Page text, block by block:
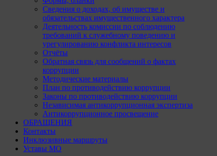
Сведения о доходах, об имуществе и
обязательствах имущественного характера
Деятельность комиссии по соблюдению
требований к служебному поведению и
урегулированию конфликта интересов
Отчёты
Обратная связь для сообщений о фактах
коррупции
Методические материалы
План по противодействию коррупции
Законы по противодействию коррупции
Независимая антикоррупционная экспертиза
Антикоррупционное просвещение
ОБРАЩЕНИЯ
Контакты
Инклюзивные маршруты
Уставы МО